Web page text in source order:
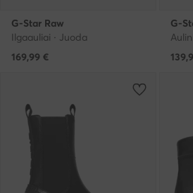
G-Star Raw
Ilgaauliai · Juoda
169,99 €
G-